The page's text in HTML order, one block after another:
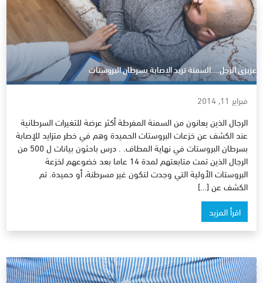
عزيزى الرجل….السمنة تزيد الاصابة بسرطان البروستات
فبراير 11, 2014
الرجال الذين يعانون من السمنة المفرطة أكثر عرضة للتغيرات السرطانية
عند الكشف عن خزعات البروستات الحميدة وهم في خطر متزايد للإصابة
بسرطان البروستات في نهاية المطاف. . درس باحثون بيانات ل 500 من
الرجال الذين تمت متابعتهم لمدة 14 عاما بعد خضوعهم لخزعة
البروستات الأولية التي وجدت لتكون غير مسرطنة، أو حميدة. تم
الكشف عن […]
اقرأ المزيد